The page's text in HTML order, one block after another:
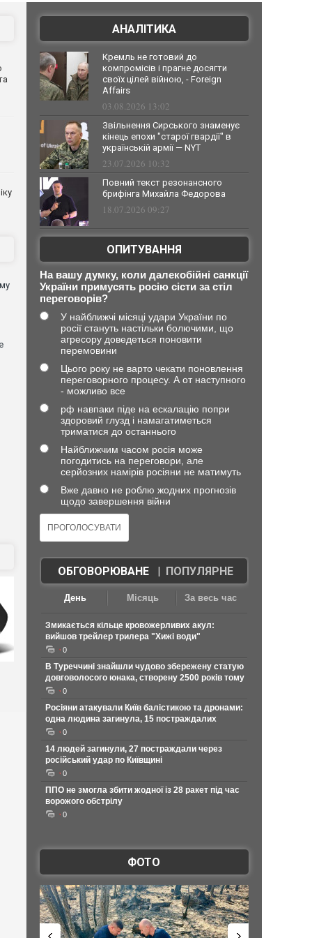
АНАЛІТИКА
Кремль не готовий до
компромісів і прагне досягти
своїх цілей війною, - Foreign
Affairs
03.08.2026 13:02
Звільнення Сирського знаменує
кінець епохи "старої гвардії" в
українській армії — NYT
23.07.2026 10:32
Повний текст резонансного
брифінга Михайла Федорова
18.07.2026 09:27
ОПИТУВАННЯ
На вашу думку, коли далекобійні санкції
України примусять росію сісти за стіл
переговорів?
У найближчі місяці удари України по
росії стануть настільки болючими, що
агресору доведеться поновити
перемовини
Цього року не варто чекати поновлення
переговорного процесу. А от наступного
- можливо все
рф навпаки піде на ескалацію попри
здоровий глузд і намагатиметься
триматися до останнього
Найближчим часом росія може
погодитись на переговори, але
серйозних намірів росіяни не матимуть
Вже давно не роблю жодних прогнозів
щодо завершення війни
ОБГОВОРЮВАНЕ| ПОПУЛЯРНЕ
День Місяць За весь час
Змикається кільце кровожерливих акул:
вийшов трейлер трилера "Хижі води"
0
В Туреччині знайшли чудово збережену статую
довговолосого юнака, створену 2500 років тому
0
Росіяни атакували Київ балістикою та дронами:
одна людина загинула, 15 постраждалих
0
14 людей загинули, 27 постраждали через
російський удар по Київщині
0
ППО не змогла збити жодної із 28 ракет під час
ворожого обстрілу
0
ФОТО